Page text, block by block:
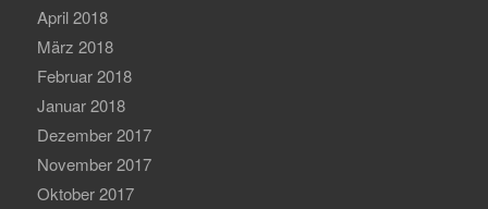
April 2018
März 2018
Februar 2018
Januar 2018
Dezember 2017
November 2017
Oktober 2017